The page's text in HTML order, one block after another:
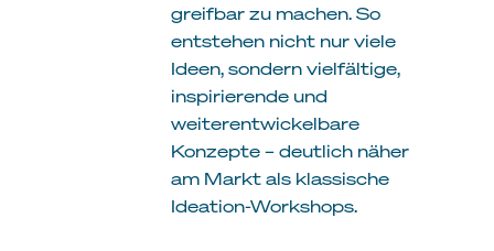
greifbar zu machen. So
entstehen nicht nur viele
Ideen, sondern vielfältige,
inspirierende und
weiterentwickelbare
Konzepte – deutlich näher
am Markt als klassische
Ideation-Workshops.